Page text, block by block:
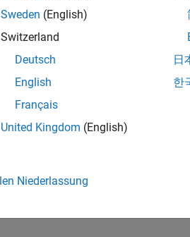
Sweden (English)
Switzerland
Deutsch
English
Français
United Kingdom (English)
日
한
Niederlassung